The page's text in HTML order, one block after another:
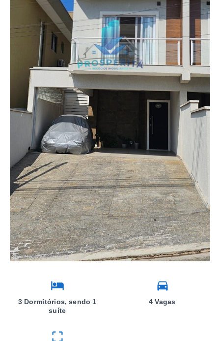
3 Dormitórios, sendo 1
suíte
4 Vagas